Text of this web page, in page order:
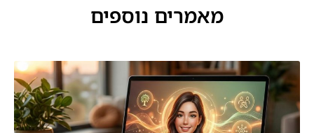
מאמרים נוספים